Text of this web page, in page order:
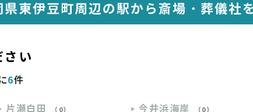
県東伊豆町周辺の駅から 斎場・葬儀社
い
6件
片瀬白田 （0） 今井浜海岸 （0）